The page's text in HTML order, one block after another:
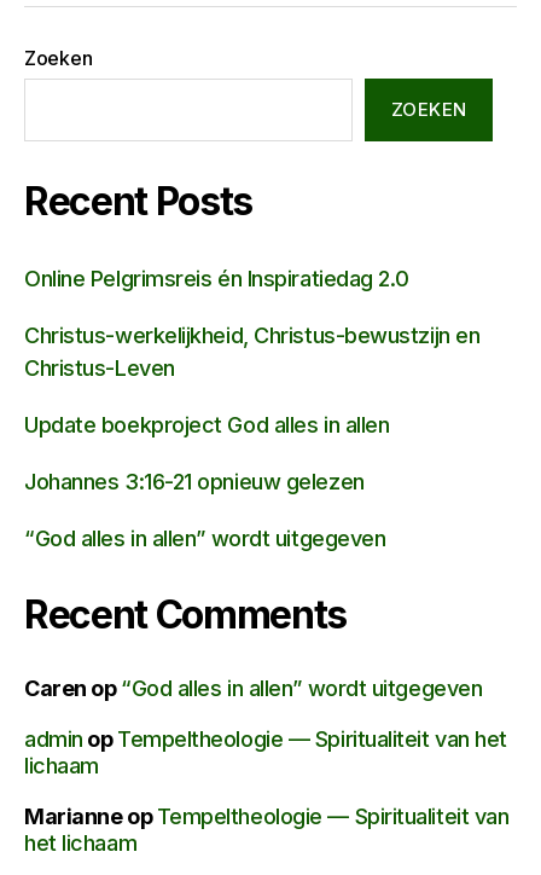
Zoeken
ZOEKEN
Recent Posts
Online Pelgrimsreis én Inspiratiedag 2.0
Christus-werkelijkheid, Christus-bewustzijn en
Christus-Leven
Update boekproject God alles in allen
Johannes 3:16-21 opnieuw gelezen
“God alles in allen” wordt uitgegeven
Recent Comments
Caren op“God alles in allen” wordt uitgegeven
admin opTempeltheologie — Spiritualiteit van het
lichaam
MarianneopTempeltheologie — Spiritualiteit van
het lichaam